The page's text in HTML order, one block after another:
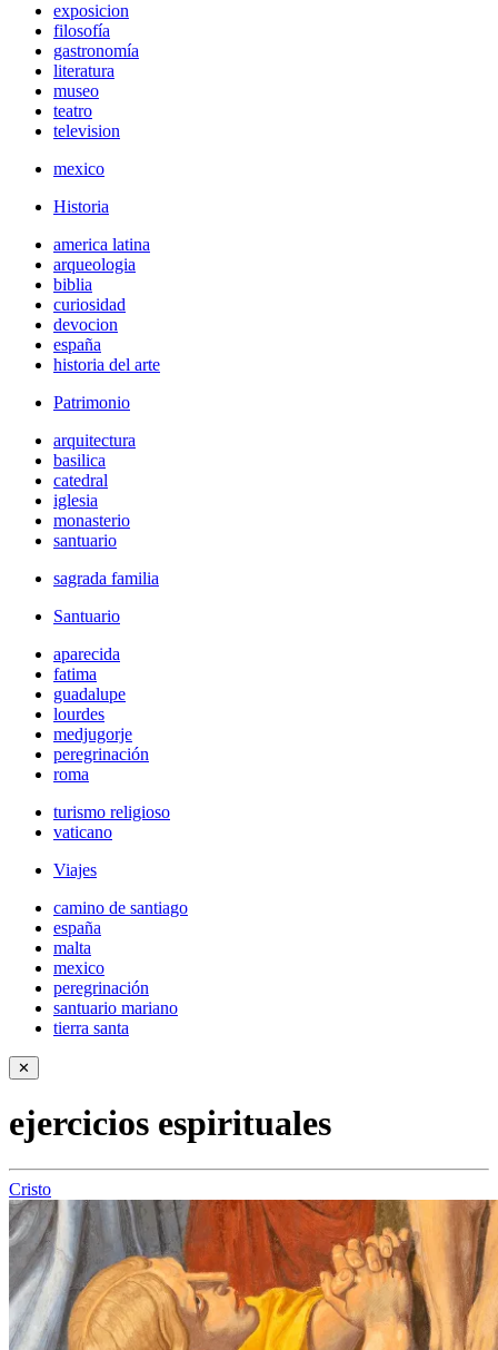
exposicion
filosofía
gastronomía
literatura
museo
teatro
television
mexico
Historia
america latina
arqueologia
biblia
curiosidad
devocion
españa
historia del arte
Patrimonio
arquitectura
basilica
catedral
iglesia
monasterio
santuario
sagrada familia
Santuario
aparecida
fatima
guadalupe
lourdes
medjugorje
peregrinación
roma
turismo religioso
vaticano
Viajes
camino de santiago
españa
malta
mexico
peregrinación
santuario mariano
tierra santa
✕
ejercicios espirituales
Cristo